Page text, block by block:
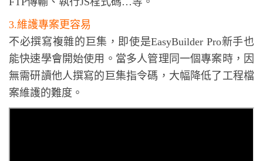
3.維護專案更容易
不必撰寫複雜的巨集，即使是EasyBuilder Pro新手也
能快速學會開始使用。當多人管理同一個專案時，因
無需研讀他人撰寫的巨集指令碼，大幅降低了工程檔
案維護的難度。